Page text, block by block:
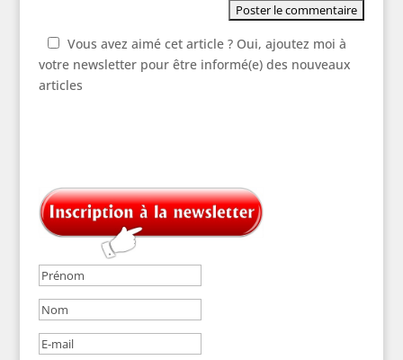
Vous avez aimé cet article ? Oui, ajoutez moi à
votre newsletter pour être informé(e) des nouveaux
articles